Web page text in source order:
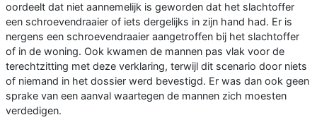
oordeelt dat niet aannemelijk is geworden dat het slachtoffer
een schroevendraaier of iets dergelijks in zijn hand had. Er is
nergens een schroevendraaier aangetroffen bij het slachtoffer
of in de woning. Ook kwamen de mannen pas vlak voor de
terechtzitting met deze verklaring, terwijl dit scenario door niets
of niemand in het dossier werd bevestigd. Er was dan ook geen
sprake van een aanval waartegen de mannen zich moesten
verdedigen.